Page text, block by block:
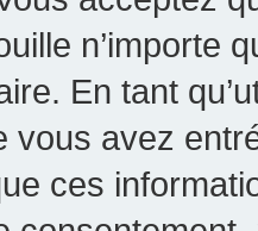
n’importe
En tant
vous avez
ces